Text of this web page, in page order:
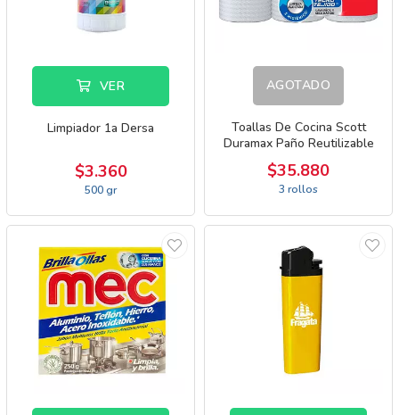
VER
Limpiador 1a Dersa
$3.360
500 gr
AGOTADO
Toallas De Cocina Scott
Duramax Paño Reutilizable
$35.880
3 rollos